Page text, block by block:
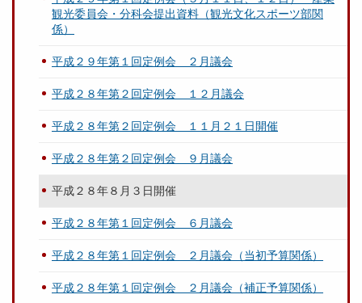
観光委員会・分科会提出資料（観光文化スポーツ部関
係）
平成２９年第１回定例会 ２月議会
平成２８年第２回定例会 １２月議会
平成２８年第２回定例会 １１月２１日開催
平成２８年第２回定例会 ９月議会
平成２８年８月３日開催
平成２８年第１回定例会 ６月議会
平成２８年第１回定例会 ２月議会（当初予算関係）
平成２８年第１回定例会 ２月議会（補正予算関係）